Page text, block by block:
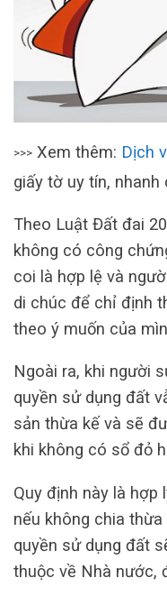
>>> Xem thêm: Dịch
giấy tờ uy tín, nhanh
Theo Luật Đất đai
không có công
coi là hợp lệ và
di chúc để chỉ định
theo ý muốn của
Ngoài ra, khi người
quyền sử dụng đất
sản thừa kế và sẽ
khi không có sổ đỏ
Quy định này là hợp
nếu không chia
quyền sử dụng đất
thuộc về Nhà nước,